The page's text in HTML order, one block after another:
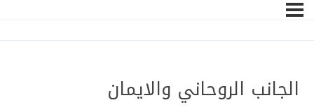
الجانب الروحاني والايمان